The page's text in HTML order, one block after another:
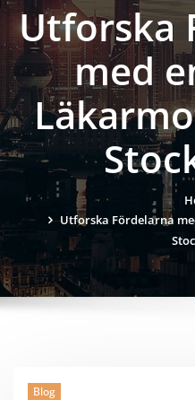
Utforska
med
Utforska Fördelarna
Blog